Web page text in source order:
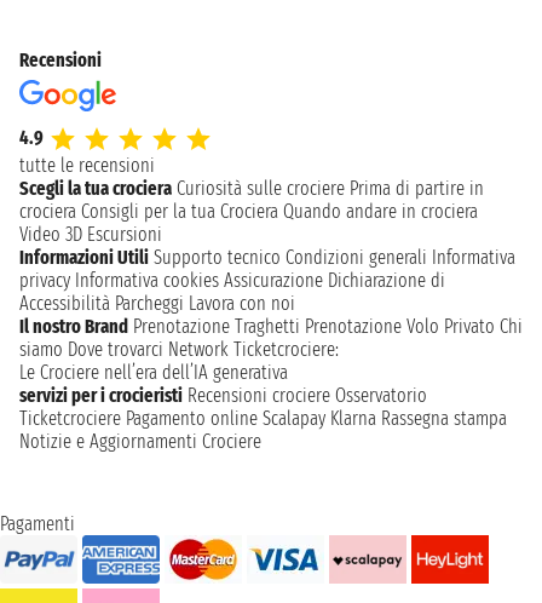
Recensioni
4.9
tutte le recensioni
Scegli la tua crociera Curiosità sulle crociere Prima di partire in
crociera Consigli per la tua Crociera Quando andare in crociera
Video 3D Escursioni
Informazioni Utili Supporto tecnico Condizioni generali Informativa
privacy Informativa cookies Assicurazione Dichiarazione di
Accessibilità Parcheggi Lavora con noi
Il nostro Brand Prenotazione Traghetti Prenotazione Volo Privato Chi
siamo Dove trovarci Network Ticketcrociere:
Le Crociere nell’era dell’IA generativa
servizi per i crocieristi Recensioni crociere Osservatorio
Ticketcrociere Pagamento online Scalapay Klarna Rassegna stampa
Notizie e Aggiornamenti Crociere
Pagamenti